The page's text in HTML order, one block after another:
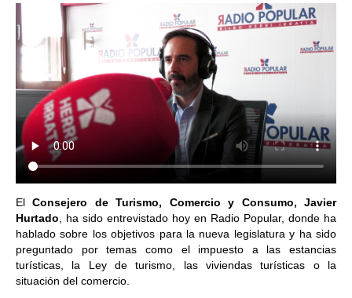
ElConsejero de Turismo, Comercio y Consumo, Javier
Hurtado , ha sido entrevistado hoy en Radio Popular, donde ha
hablado sobre los objetivos para la nueva legislatura y ha sido
preguntado por temas como el impuesto a las estancias
turísticas, la Ley de turismo, las viviendas turísticas o la
situación del comercio.